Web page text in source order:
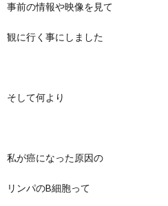
事前の情報や映像を見て
観に行く事にしました
そして何より
私が癌になった原因の
リンパのB細胞って